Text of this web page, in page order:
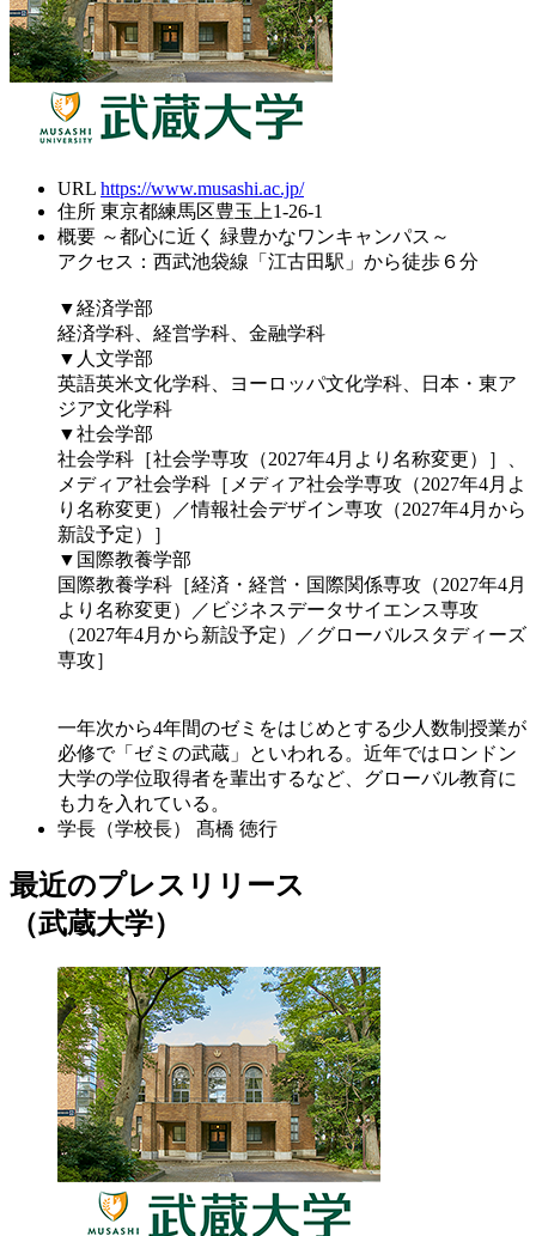
URL https://www.musashi.ac.jp/
住所 東京都練馬区豊玉上1-26-1
概要 ～都心に近く 緑豊かなワンキャンパス～
アクセス：西武池袋線「江古田駅」から徒歩６分
▼経済学部
経済学科、経営学科、金融学科
▼人文学部
英語英米文化学科、ヨーロッパ文化学科、日本・東ア
ジア文化学科
▼社会学部
社会学科［社会学専攻（2027年4月より名称変更）］、
メディア社会学科［メディア社会学専攻（2027年4月よ
り名称変更）／情報社会デザイン専攻（2027年4月から
新設予定）］
▼国際教養学部
国際教養学科［経済・経営・国際関係専攻（2027年4月
より名称変更）／ビジネスデータサイエンス専攻
（2027年4月から新設予定）／グローバルスタディーズ
専攻］
一年次から4年間のゼミをはじめとする少人数制授業が
必修で「ゼミの武蔵」といわれる。近年ではロンドン
大学の学位取得者を輩出するなど、グローバル教育に
も力を入れている。
学長（学校長）
髙橋 徳行
最近のプレスリリース
（武蔵大学）